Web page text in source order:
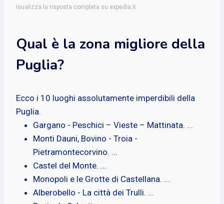
isualizza la risposta completa su expedia.it
Qual è la zona migliore della
Puglia?
Ecco i 10 luoghi assolutamente imperdibili della
Puglia.
Gargano - Peschici – Vieste – Mattinata. ...
Monti Dauni, Bovino - Troia -
Pietramontecorvino. ...
Castel del Monte. ...
Monopoli e le Grotte di Castellana. ...
Alberobello - La città dei Trulli. ...